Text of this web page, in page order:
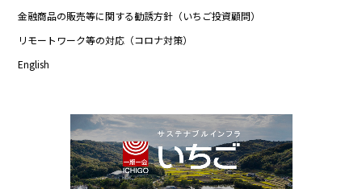
金融商品の販売等に関する勧誘方針（いちご投資顧問）
リモートワーク等の対応（コロナ対策）
English